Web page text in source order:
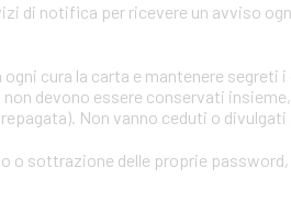
notifica per ricevere un avviso
cura la carta e mantenere segreti
non devono essere conservati
Non vanno ceduti o divulgati
sottrazione delle proprie